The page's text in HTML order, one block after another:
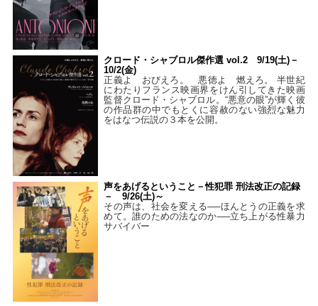
クロード・シャブロル傑作選 vol.2 9/19(土)－
10/2(金)
正義よ おびえろ。 悪徳よ 燃えろ。 半世紀
にわたりフランス映画界をけん引してきた映画
監督クロード・シャブロル。“悪意の眼”が輝く彼
の作品群の中でもとくに容赦のない強烈な魅力
をはなつ伝説の３本を公開。
声をあげるということ－性犯罪 刑法改正の記録
－ 9/26(土)～
その声は、社会を変える──ほんとうの正義を求
めて。誰のための法なのか──立ち上がる性暴力
サバイバー